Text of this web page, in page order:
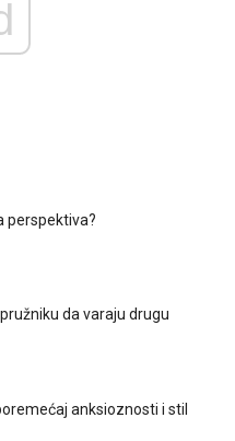
perspektiva?
da varaju drugu
anksioznosti i stil